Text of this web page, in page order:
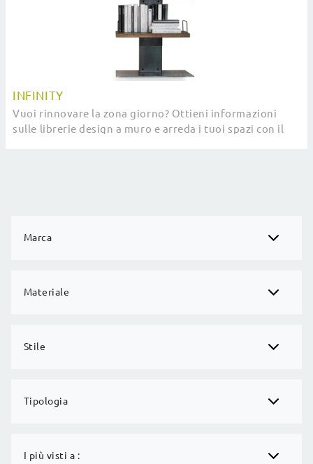
Marca
Materiale
Stile
Tipologia
I più visti a :
INFINITY
Vuoi rinnovare la zona giorno? Ottieni informazioni
sulle librerie design a muro e arreda i tuoi spazi con il